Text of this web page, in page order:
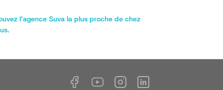
l'agence Suva la plus proche de chez